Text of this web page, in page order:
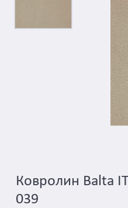
Ковролин Balta
039